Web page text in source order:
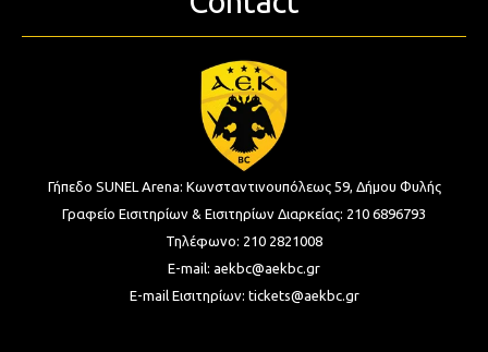
Γήπεδο SUNEL Arena: Κωνσταντινουπόλεως 59, Δήμου Φυλής
Γραφείο Εισιτηρίων & Εισιτηρίων Διαρκείας: 210 6896793
Τηλέφωνο: 210 2821008
E-mail: aekbc@aekbc.gr
E-mail Εισιτηρίων: tickets@aekbc.gr